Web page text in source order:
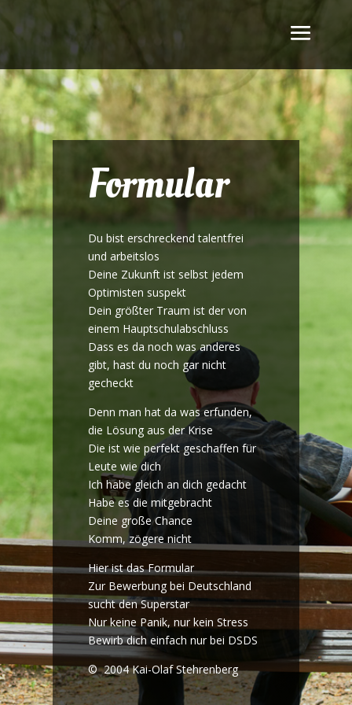
Formular
Du bist erschreckend talentfrei
und arbeitslos
Deine Zukunft ist selbst jedem
Optimisten suspekt
Dein größter Traum ist der von
einem Hauptschulabschluss
Dass es da noch was anderes
gibt, hast du noch gar nicht
gecheckt
Denn man hat da was erfunden,
die Lösung aus der Krise
Die ist wie perfekt geschaffen für
Leute wie dich
Ich habe gleich an dich gedacht
Habe es die mitgebracht
Deine große Chance
Komm, zögere nicht
Hier ist das Formular
Zur Bewerbung bei Deutschland
sucht den Superstar
Nur keine Panik, nur kein Stress
Bewirb dich einfach nur bei DSDS
© 2004 Kai-Olaf Stehrenberg